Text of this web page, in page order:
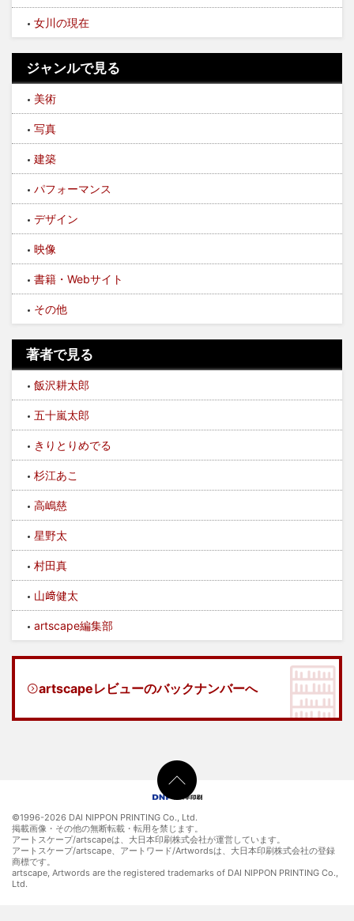
女川の現在
ジャンルで見る
美術
写真
建築
パフォーマンス
デザイン
映像
書籍・Webサイト
その他
著者で見る
飯沢耕太郎
五十嵐太郎
きりとりめでる
杉江あこ
高嶋慈
星野太
村田真
山﨑健太
artscape編集部
artscapeレビューのバックナンバーへ
©1996-2026 DAI NIPPON PRINTING Co., Ltd.
掲載画像・その他の無断転載・転用を禁じます。
アートスケープ/artscapeは、大日本印刷株式会社が運営しています。
アートスケープ/artscape、アートワード/Artwordsは、大日本印刷株式会社の登録
商標です。
artscape, Artwords are the registered trademarks of DAI NIPPON PRINTING Co.,
Ltd.